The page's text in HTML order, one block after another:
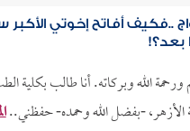
..فكيف أفاتح إخوتي
بعد؟!
الله وبركاته. أنا طالب بكلية
الأزهر، -بفضل الله وحمده- حفظني..